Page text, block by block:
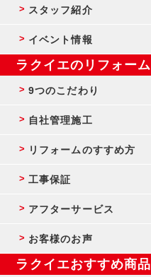
スタッフ紹介
イベント情報
ラクイエのリフォーム
9つのこだわり
自社管理施工
リフォームのすすめ方
工事保証
アフターサービス
お客様のお声
ラクイエおすすめ商品